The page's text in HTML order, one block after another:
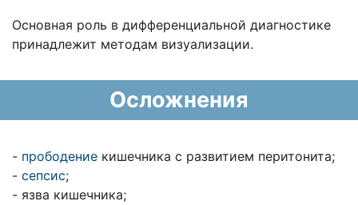
Основная роль в дифференциальной диагностике
принадлежит методам визуализации.
Осложнения
- прободение кишечника с развитием перитонита;
- сепсис;
- язва кишечника;